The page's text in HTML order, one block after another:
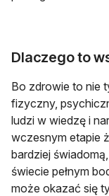
Dlaczego to
Bo zdrowie to nie
fizyczny,
ludzi w wiedzę i
wczesnym etapie
bardziej
świecie pełnym
może okazać się